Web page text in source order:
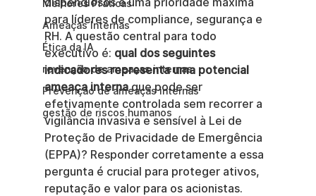
Melhores Práticas
Ameaças Internas
Ética da IA
revenção de ameaças internas
Prevenção de ameaças internas
gestão de riscos humanos
para líderes de compliance, segurança e
RH. A questão central para todo
executivo é: qual dos seguintes
indicadores representa uma potencial
ameaça interna que pode ser
efetivamente controlada sem recorrer a
vigilância invasiva e sensível à Lei de
Proteção de Privacidade de Emergência
(EPPA)? Responder corretamente a essa
pergunta é crucial para proteger ativos,
reputação e valor para os acionistas.